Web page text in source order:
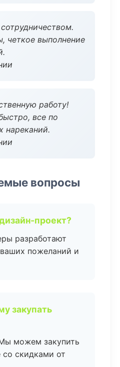
четкое выполнение
работу!
все по
нареканий.
вопросы
проект?
разработают
пожеланий и
закупать
можем закупить
скидками от